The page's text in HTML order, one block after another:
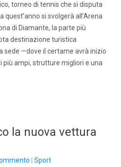
torneo di tennis che si disputa
si svolgerà all’Arena
di Diamante, la parte più
destinazione turistica
sede —dove il certame avrà inizio
ampi, strutture migliori e una
la nuova vettura
Sport